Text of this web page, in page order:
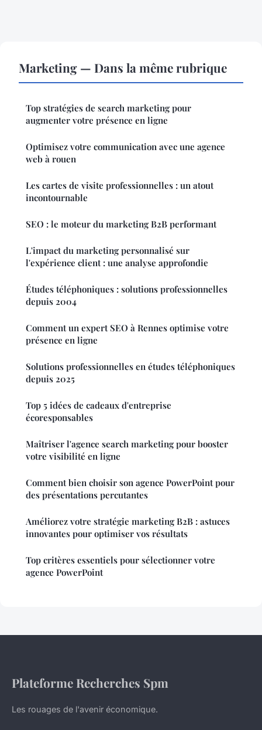
Marketing — Dans la même rubrique
Top stratégies de search marketing pour
augmenter votre présence en ligne
Optimisez votre communication avec une agence
web à rouen
Les cartes de visite professionnelles : un atout
incontournable
SEO : le moteur du marketing B2B performant
L'impact du marketing personnalisé sur
l'expérience client : une analyse approfondie
Études téléphoniques : solutions professionnelles
depuis 2004
Comment un expert SEO à Rennes optimise votre
présence en ligne
Solutions professionnelles en études téléphoniques
depuis 2025
Top 5 idées de cadeaux d'entreprise
écoresponsables
Maîtriser l'agence search marketing pour booster
votre visibilité en ligne
Comment bien choisir son agence PowerPoint pour
des présentations percutantes
Améliorez votre stratégie marketing B2B : astuces
innovantes pour optimiser vos résultats
Top critères essentiels pour sélectionner votre
agence PowerPoint
Plateforme Recherches Spm
Les rouages de l'avenir économique.